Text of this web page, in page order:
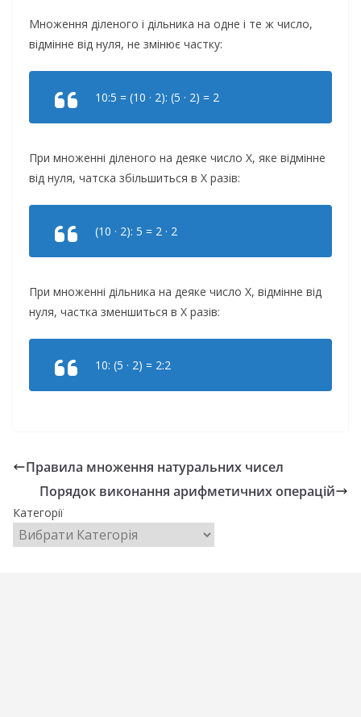
Множення діленого і дільника на одне і те ж число,
відмінне від нуля, не змінює частку:
10:5 = (10 · 2): (5 · 2) = 2
При множенні діленого на деяке число Х, яке відмінне
від нуля, чатска збільшиться в Х разів:
(10 · 2): 5 = 2 · 2
При множенні дільника на деяке число Х, відмінне від
нуля, частка зменшиться в Х разів:
10: (5 · 2) = 2:2
Правила множення натуральних чисел
Порядок виконання арифметичних операцій
Категорії